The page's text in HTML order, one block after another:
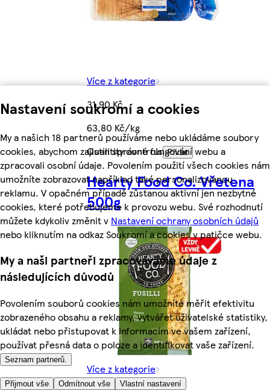
Nastavení soukromí a cookies
My a našich 18 partnerů používáme nebo ukládáme soubory
cookies, abychom zajistili správné fungování webu a
zpracovali osobní údaje. Povolením použití všech cookies nám
umožníte zobrazovat například také personalizovanou
reklamu. V opačném případě zůstanou aktivní jen nezbytné
cookies, které potřebujeme k provozu webu. Své rozhodnutí
můžete kdykoliv změnit v Nastavení ochrany osobních údajů
nebo kliknutím na odkaz Soukromí a cookies v patičce webu.
My a naši partneři zpracováváme údaje z
následujících důvodů
Povolením souborů cookies nám umožníte měřit efektivitu
zobrazeného obsahu a reklamy, vytvářet uživatelské statistiky,
ukládat nebo přistupovat k informacím ve vašem zařízení,
používat přesná data o poloze a identifikovat vaše zařízení.
Seznam partnerů.
Přijmout vše Odmítnout vše Vlastní nastavení
Více z kategorie
31,90 Kč
63,80 Kč/kg
Quantity controls Přidat
Hearty Food Co. Vřetena
500g
Více z kategorie